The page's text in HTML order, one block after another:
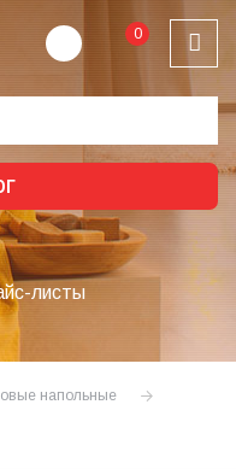
0
листы
напольные